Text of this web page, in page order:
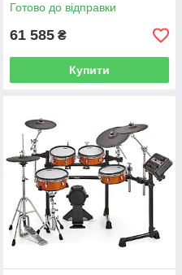
Готово до відправки
61 585 ₴
Купити